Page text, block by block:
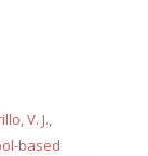
V. J.,
based